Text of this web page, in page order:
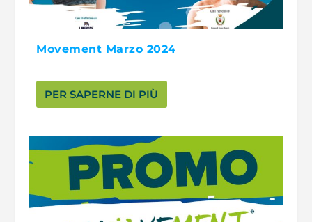
Movement Marzo 2024
PER SAPERNE DI PIÙ